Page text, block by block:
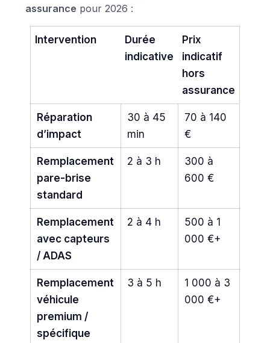
assurance pour 2026 :
Intervention
Durée
indicative
Prix
indicatif
hors
assurance
Réparation
d’impact
30 à 45
min
70 à 140
€
Remplacement
pare-brise
standard
2 à 3 h
300 à
600 €
Remplacement
avec capteurs
/ ADAS
2 à 4 h
500 à 1
000 €+
Remplacement
véhicule
premium /
spécifique
3 à 5 h
1 000 à 3
000 €+